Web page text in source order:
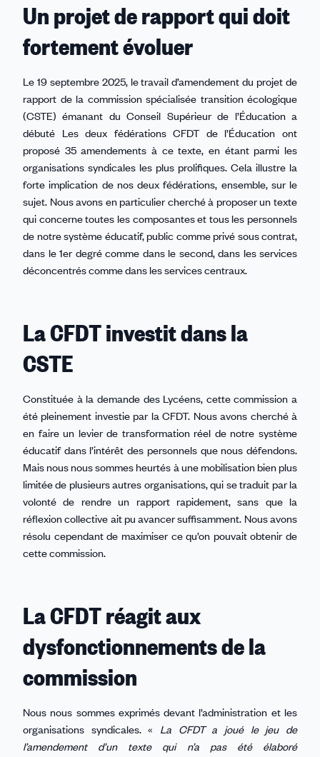
Un projet de rapport qui doit
fortement évoluer
Le 19 septembre 2025, le travail d’amendement du projet de
rapport de la commission spécialisée transition écologique
(CSTE) émanant du Conseil Supérieur de l’Éducation a
débuté Les deux fédérations CFDT de l’Éducation ont
proposé 35 amendements à ce texte, en étant parmi les
organisations syndicales les plus prolifiques. Cela illustre la
forte implication de nos deux fédérations, ensemble, sur le
sujet. Nous avons en particulier cherché à proposer un texte
qui concerne toutes les composantes et tous les personnels
de notre système éducatif, public comme privé sous contrat,
dans le 1er degré comme dans le second, dans les services
déconcentrés comme dans les services centraux.
La CFDT investit dans la
CSTE
Constituée à la demande des Lycéens, cette commission a
été pleinement investie par la CFDT. Nous avons cherché à
en faire un levier de transformation réel de notre système
éducatif dans l’intérêt des personnels que nous défendons.
Mais nous nous sommes heurtés à une mobilisation bien plus
limitée de plusieurs autres organisations, qui se traduit par la
volonté de rendre un rapport rapidement, sans que la
réflexion collective ait pu avancer suffisamment. Nous avons
résolu cependant de maximiser ce qu’on pouvait obtenir de
cette commission.
La CFDT réagit aux
dysfonctionnements de la
commission
Nous nous sommes exprimés devant l’administration et les
organisations syndicales. « La CFDT a joué le jeu de
l’amendement d’un texte qui n’a pas été élaboré